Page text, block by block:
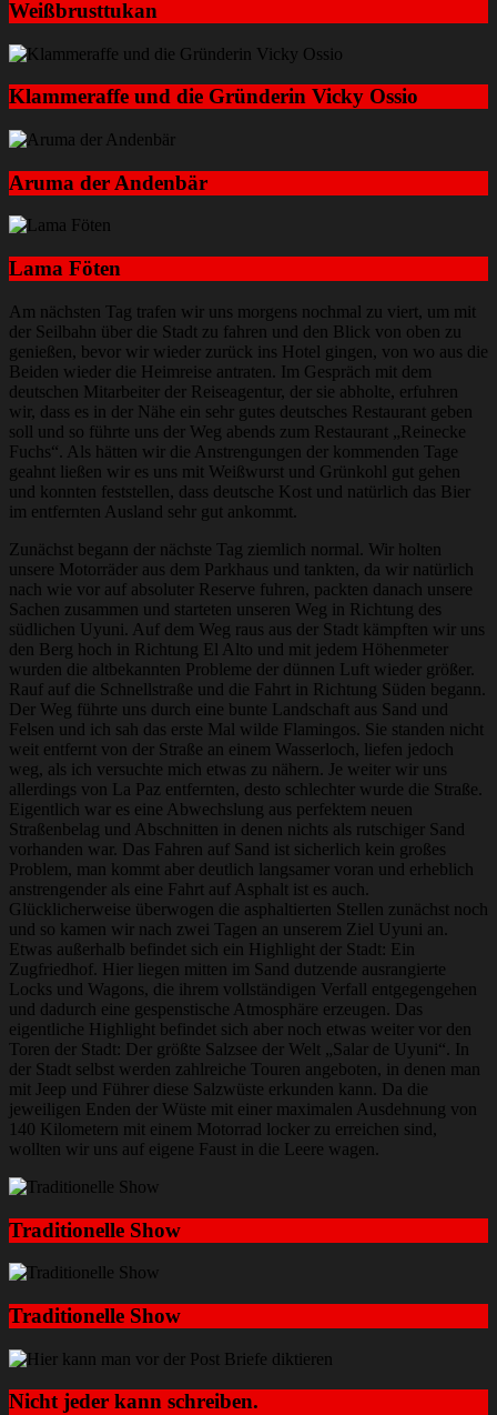
Weißbrusttukan
Klammeraffe und die Gründerin Vicky Ossio
Aruma der Andenbär
Lama Föten
Am nächsten Tag trafen wir uns morgens nochmal zu viert, um mit
der Seilbahn über die Stadt zu fahren und den Blick von oben zu
genießen, bevor wir wieder zurück ins Hotel gingen, von wo aus die
Beiden wieder die Heimreise antraten. Im Gespräch mit dem
deutschen Mitarbeiter der Reiseagentur, der sie abholte, erfuhren
wir, dass es in der Nähe ein sehr gutes deutsches Restaurant geben
soll und so führte uns der Weg abends zum Restaurant „Reinecke
Fuchs“. Als hätten wir die Anstrengungen der kommenden Tage
geahnt ließen wir es uns mit Weißwurst und Grünkohl gut gehen
und konnten feststellen, dass deutsche Kost und natürlich das Bier
im entfernten Ausland sehr gut ankommt.
Zunächst begann der nächste Tag ziemlich normal. Wir holten
unsere Motorräder aus dem Parkhaus und tankten, da wir natürlich
nach wie vor auf absoluter Reserve fuhren, packten danach unsere
Sachen zusammen und starteten unseren Weg in Richtung des
südlichen Uyuni. Auf dem Weg raus aus der Stadt kämpften wir uns
den Berg hoch in Richtung El Alto und mit jedem Höhenmeter
wurden die altbekannten Probleme der dünnen Luft wieder größer.
Rauf auf die Schnellstraße und die Fahrt in Richtung Süden begann.
Der Weg führte uns durch eine bunte Landschaft aus Sand und
Felsen und ich sah das erste Mal wilde Flamingos. Sie standen nicht
weit entfernt von der Straße an einem Wasserloch, liefen jedoch
weg, als ich versuchte mich etwas zu nähern. Je weiter wir uns
allerdings von La Paz entfernten, desto schlechter wurde die Straße.
Eigentlich war es eine Abwechslung aus perfektem neuen
Straßenbelag und Abschnitten in denen nichts als rutschiger Sand
vorhanden war. Das Fahren auf Sand ist sicherlich kein großes
Problem, man kommt aber deutlich langsamer voran und erheblich
anstrengender als eine Fahrt auf Asphalt ist es auch.
Glücklicherweise überwogen die asphaltierten Stellen zunächst noch
und so kamen wir nach zwei Tagen an unserem Ziel Uyuni an.
Etwas außerhalb befindet sich ein Highlight der Stadt: Ein
Zugfriedhof. Hier liegen mitten im Sand dutzende ausrangierte
Locks und Wagons, die ihrem vollständigen Verfall entgegengehen
und dadurch eine gespenstische Atmosphäre erzeugen. Das
eigentliche Highlight befindet sich aber noch etwas weiter vor den
Toren der Stadt: Der größte Salzsee der Welt „Salar de Uyuni“. In
der Stadt selbst werden zahlreiche Touren angeboten, in denen man
mit Jeep und Führer diese Salzwüste erkunden kann. Da die
jeweiligen Enden der Wüste mit einer maximalen Ausdehnung von
140 Kilometern mit einem Motorrad locker zu erreichen sind,
wollten wir uns auf eigene Faust in die Leere wagen.
Traditionelle Show
Traditionelle Show
Nicht jeder kann schreiben.